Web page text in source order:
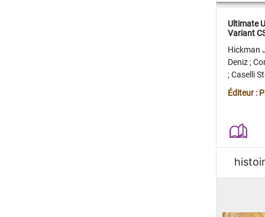
Ultimate
Variant
Hickman
Deniz;
;Caselli
Juan
Éditeur :